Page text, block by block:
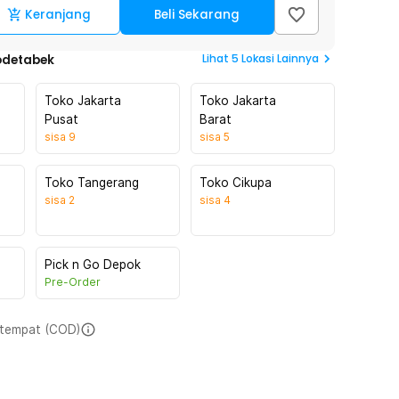
Keranjang Beli Sekarang
Lihat 5 Lokasi Lainnya
Toko Jakarta
Pusat
sisa 9
Toko Jakarta
Barat
sisa 5
Toko Tangerang
sisa 2
Toko Cikupa
sisa 4
Pick n Go Depok
Pre-Order
(COD)